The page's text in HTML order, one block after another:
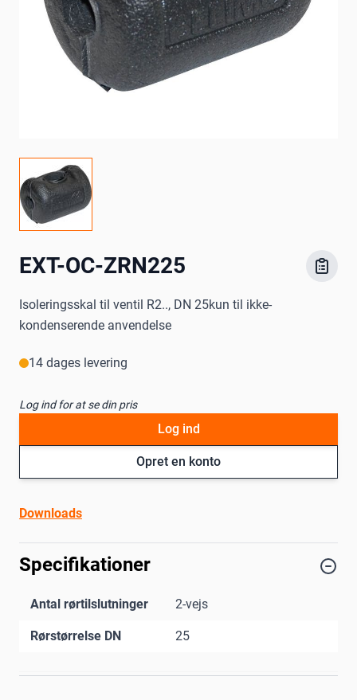
EXT-OC-ZRN225
Isoleringsskal til ventil R2.., DN 25kun til ikke-
kondenserende anvendelse
14 dages levering
Log ind for at se din pris
Opret en konto
Log ind
Downloads
Specifikationer
Antal rørtilslutninger 2-vejs
Rørstørrelse DN 25